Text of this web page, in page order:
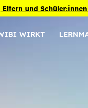
und
WIRKT